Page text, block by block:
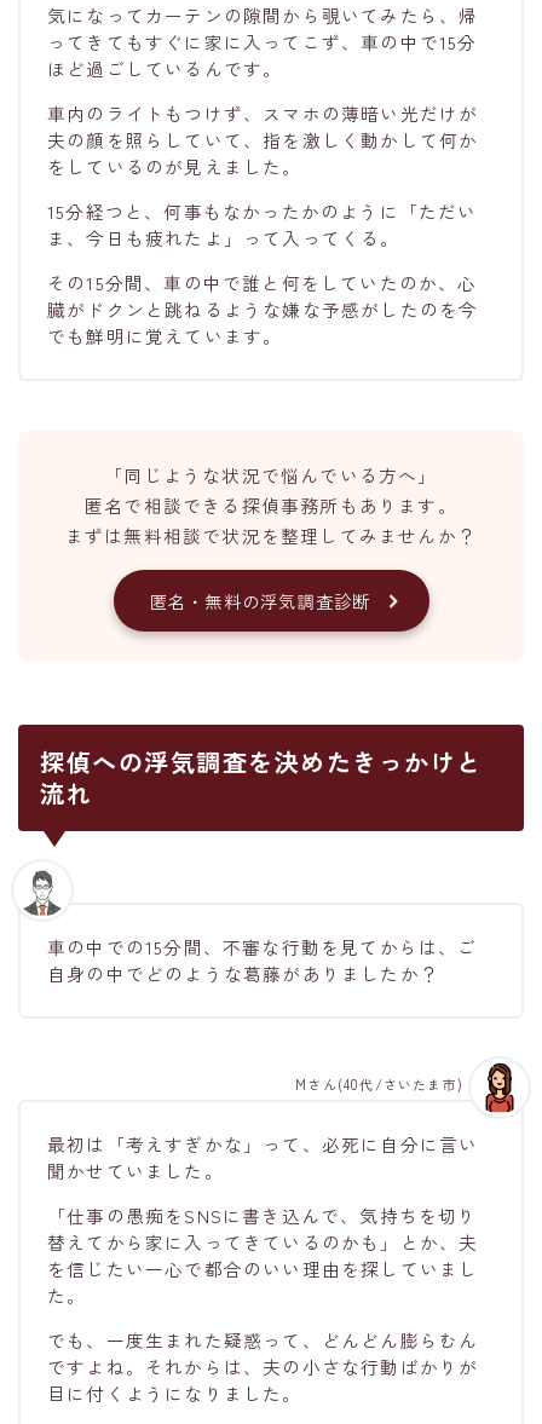
気になってカーテンの隙間から覗いてみたら、帰
ってきてもすぐに家に入ってこず、車の中で15分
ほど過ごしているんです。
車内のライトもつけず、スマホの薄暗い光だけが
夫の顔を照らしていて、指を激しく動かして何か
をしているのが見えました。
15分経つと、何事もなかったかのように「ただい
ま、今日も疲れたよ」って入ってくる。
その15分間、車の中で誰と何をしていたのか、心
臓がドクンと跳ねるような嫌な予感がしたのを今
でも鮮明に覚えています。
「同じような状況で悩んでいる方へ」
匿名で相談できる探偵事務所もあります。
まずは無料相談で状況を整理してみませんか？
匿名・無料の浮気調査診断
探偵への浮気調査を決めたきっかけと
流れ
車の中での15分間、不審な行動を見てからは、ご
自身の中でどのような葛藤がありましたか？
最初は「考えすぎかな」って、必死に自分に言い
聞かせていました。
「仕事の愚痴をSNSに書き込んで、気持ちを切り
替えてから家に入ってきているのかも」とか、夫
を信じたい一心で都合のいい理由を探していまし
た。
でも、一度生まれた疑惑って、どんどん膨らむん
ですよね。それからは、夫の小さな行動ばかりが
目に付くようになりました。
Mさん(40代/さいたま市)